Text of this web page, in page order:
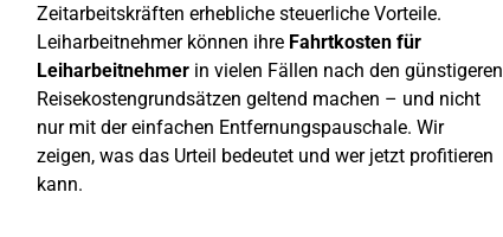
Zeitarbeitskräften erhebliche steuerliche Vorteile.
Leiharbeitnehmer können ihre Fahrtkosten für
Leiharbeitnehmerin vielen Fällen nach den günstigeren
Reisekostengrundsätzen geltend machen – und nicht
nur mit der einfachen Entfernungspauschale. Wir
zeigen, was das Urteil bedeutet und wer jetzt profitieren
kann.